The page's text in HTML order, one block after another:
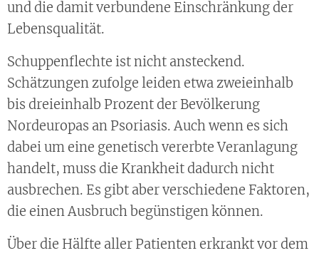
und die damit verbundene Einschränkung der
Lebensqualität.
Schuppenflechte ist nicht ansteckend.
Schätzungen zufolge leiden etwa zweieinhalb
bis dreieinhalb Prozent der Bevölkerung
Nordeuropas an Psoriasis. Auch wenn es sich
dabei um eine genetisch vererbte Veranlagung
handelt, muss die Krankheit dadurch nicht
ausbrechen. Es gibt aber verschiedene Faktoren,
die einen Ausbruch begünstigen können.
Über die Hälfte aller Patienten erkrankt vor dem